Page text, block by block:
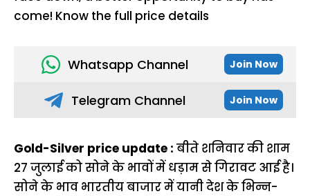
Whatsapp Channel Join Now
Telegram Channel Join Now
Gold-Silver price update : बीते शनिवार की शाम
27 जुलाई को सोने के भावों में धड़ाम से गिरावट आई है।
सोने के भाव भारतीय बाजार में यानी देश के भिन्न-